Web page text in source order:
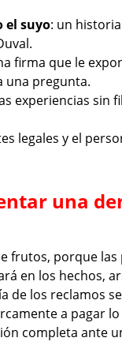
el suyo: un
firma que le
una pregunta.
experiencias sin
legales y el
una
frutos, porque
en los hechos,
de los reclamos
a pagar
completa ante